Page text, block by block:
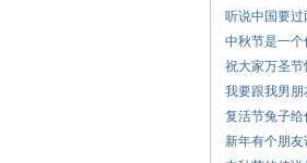
听说中国要过
中秋节是一个
祝大家万圣节
我要跟我男
复活节兔子给
新年有个朋